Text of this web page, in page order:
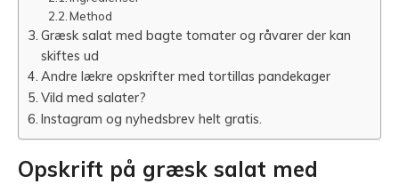
Method
Græsk salat med bagte tomater og råvarer der kan
skiftes ud
Andre lækre opskrifter med tortillas pandekager
Vild med salater?
Instagram og nyhedsbrev helt gratis.
Opskrift på græsk salat med